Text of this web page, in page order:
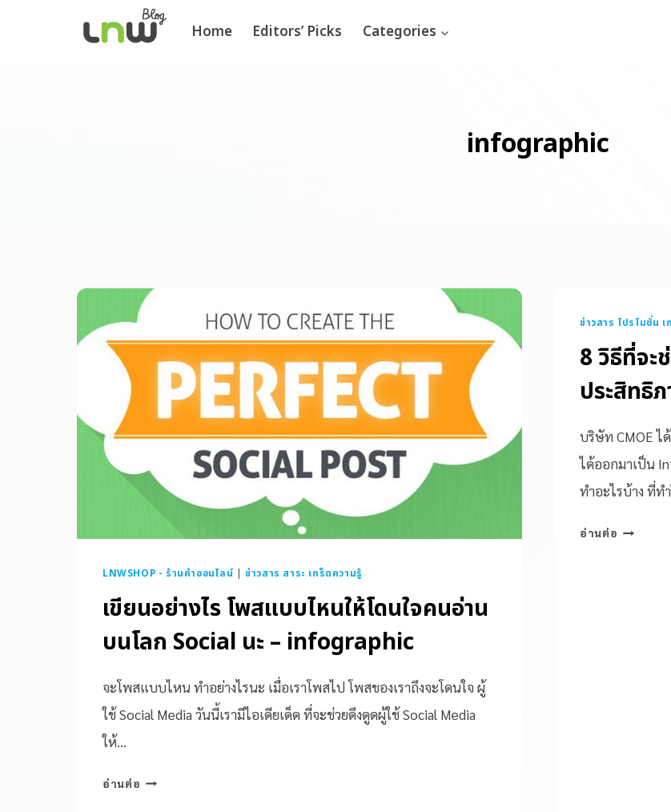
Home Editors’ Picks Categories
infographic
LNWSHOP - ร้านค้าออนไลน์ |ข่าวสาร สาระ เกร็ดความรู้
เขียนอย่างไร โพสแบบไหนให้โดนใจคนอ่าน
บนโลก Social นะ – infographic
จะโพสแบบไหน ทำอย่างไรนะ เมื่อเราโพสไป โพสของเราถึงจะโดนใจ ผู้
ใช้ Social Media วันนี้เรามีไอเดียเด็ด ที่จะช่วยดึงดูดผู้ใช้ Social Media
ให้…
อ่านต่อ
ข่าวสาร โปรโมชั่น
8 วิธีที่จะ
ประสิทธิ
บริษัท CMOE ไ
ได้ออกมาเป็น
ทำอะไรบ้าง ที่
อ่านต่อ